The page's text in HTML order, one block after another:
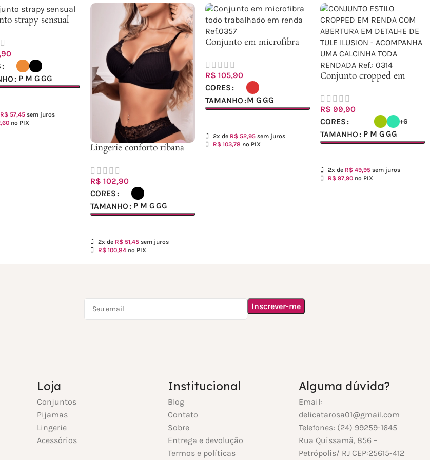
strapy sensual
P M GGG
R$ 57,45 sem juros
no PIX
Lingerie conforto ribana
R$ 102,90
CORES
TAMANHO
P M GGG
2x de R$ 51,45 sem juros
R$ 100,84 no PIX
Conjunto em microfibra
Ref.0357
R$ 105,90
CORES
TAMANHO M GGG
2x de R$ 52,95 sem juros
R$ 103,78 no PIX
Conjunto cropped em
R$ 99,90
CORES
+6
TAMANHO P M GGG
2x de R$ 49,95 sem juros
R$ 97,90 no PIX
Loja
Conjuntos
Pijamas
Lingerie
Acessórios
Institucional
Blog
Contato
Sobre
Entrega e devolução
Termos e políticas
Alguma dúvida?
Email:
delicatarosa01@gmail.com
Telefones: (24) 99259-1645
Rua Quissamã, 856 –
Petrópolis/ RJ CEP:25615-412